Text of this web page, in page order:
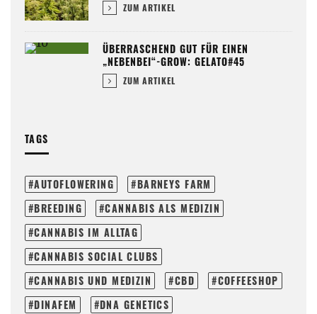
ZUM ARTIKEL
ÜBERRASCHEND GUT FÜR EINEN
„NEBENBEI“-GROW: GELATO#45
ZUM ARTIKEL
TAGS
AUTOFLOWERING
BARNEYS FARM
BREEDING
CANNABIS ALS MEDIZIN
CANNABIS IM ALLTAG
CANNABIS SOCIAL CLUBS
CANNABIS UND MEDIZIN
CBD
COFFEESHOP
DINAFEM
DNA GENETICS